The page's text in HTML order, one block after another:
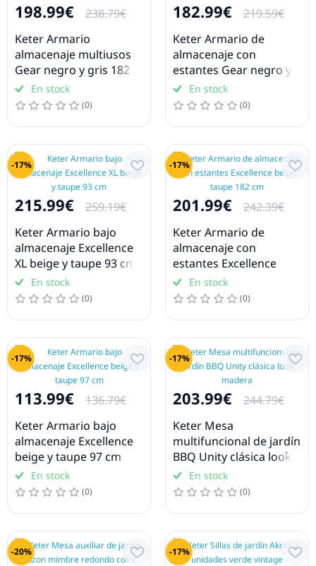
198.99€
238.79€
Keter Armario
almacenaje multiusos
Gear negro y gris 182
cm
En stock
(0)
182.99€
219.59€
Keter Armario de
almacenaje con
estantes Gear negro y
gris 182 cm
En stock
(0)
-17%
215.99€
259.19€
Keter Armario bajo
almacenaje Excellence
XL beige y taupe 93 cm
En stock
(0)
-17%
201.99€
242.39€
Keter Armario de
almacenaje con
estantes Excellence
beige taupe 182 cm
En stock
(0)
-17%
113.99€
136.79€
Keter Armario bajo
almacenaje Excellence
beige y taupe 97 cm
En stock
(0)
-17%
203.99€
244.79€
Keter Mesa
multifuncional de jardín
BBQ Unity clásica look
madera
En stock
(0)
-20% -17%